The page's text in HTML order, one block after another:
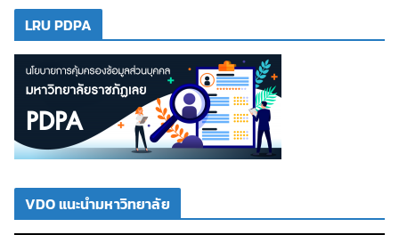
LRU PDPA
VDO แนะนำมหาวิทยาลัย